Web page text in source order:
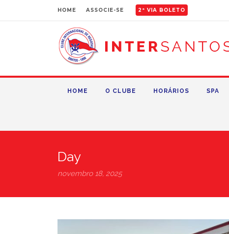
HOME ASSOCIE-SE 2ª VIA BOLETO
HOME O CLUBE HORÁRIOS SPA
Day
novembro 18, 2025